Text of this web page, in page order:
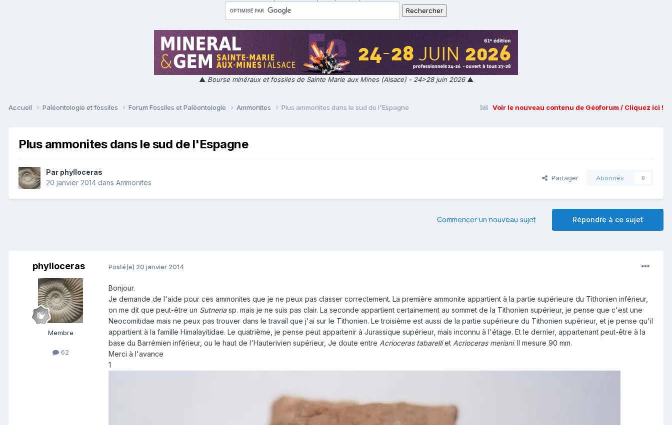
▲ Bourse minéraux et fossiles de Sainte Marie aux Mines (Alsace) - 24>28 juin 2026▲
Voir le nouveau contenu de Géoforum / Cliquez ici !
Accueil Paléontologie et fossiles Forum Fossiles et Paléontologie Ammonites Plus ammonites dans le sud de l'Espagne
Plus ammonites dans le sud de l'Espagne
Par phylloceras
20 janvier 2014 dans Ammonites
Partager Abonnés 0
Répondre à ce sujet
Commencer un nouveau sujet
phylloceras
Membre
62
Posté(e) 20 janvier 2014
Bonjour.
Je demande de l'aide pour ces ammonites que je ne peux pas classer correctement. La première ammonite appartient à la partie supérieure du Tithonien inférieur,
on me dit que peut-être un Sutneria sp. mais je ne suis pas clair. La seconde appartient certainement au sommet de la Tithonien supérieur, je pense que c'est une
Neocomitidae mais ne peux pas trouver dans le travail que j'ai sur le Tithonien. Le troisième est aussi de la partie supérieure du Tithonien supérieur, et je pense qu'il
appartient à la famille Himalayitidae. Le quatrième, je pense peut appartenir à Jurassique supérieur, mais inconnu à l'étage. Et le dernier, appartenant peut-être à la
base du Barrémien inférieur, ou le haut de l'Hauterivien supérieur, Je doute entre Acrioceras tabarelliet Acrioceras meriani. Il mesure 90 mm​​.
Merci à l'avance
1